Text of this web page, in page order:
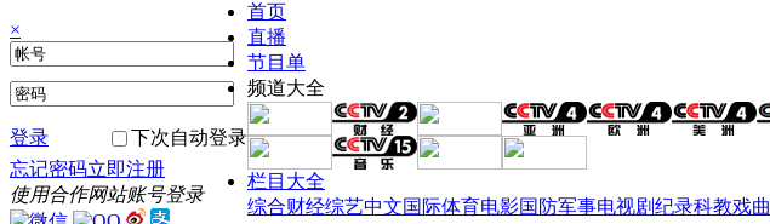
×
登录
下次自动登录
忘记密码立即注册
使用合作网站账号登录
首页
直播
节目单
频道大全
栏目大全
综合财经综艺中文国际体育电影国防军事电视剧纪录科教戏曲